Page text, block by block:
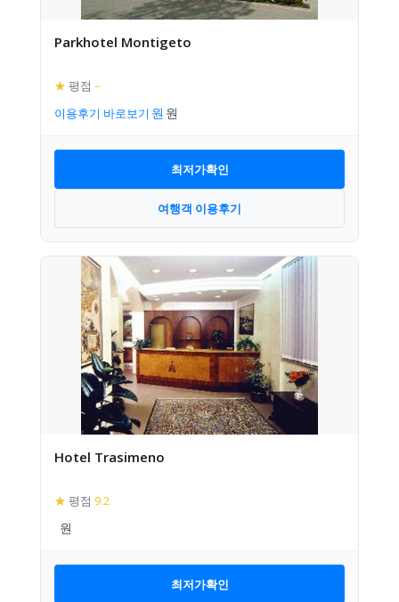
Parkhotel Montigeto
★ 평점 –
이용후기 바로보기
최저가확인
여행객 이용후기
Hotel Trasimeno
★ 평점 9.2
최저가확인